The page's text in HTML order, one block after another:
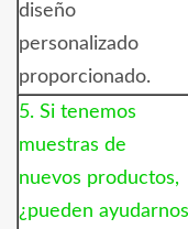
diseño
personalizado
proporcionado.
5. Si tenemos
muestras de
nuevos productos,
¿pueden ayudarnos